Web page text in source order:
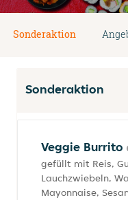
Sonderaktion
Sonderaktion
Veggie Burrito
gefüllt mit Reis,
Lauchzwiebeln,
Mayonnaise,